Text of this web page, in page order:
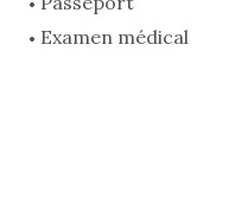
Examen médical